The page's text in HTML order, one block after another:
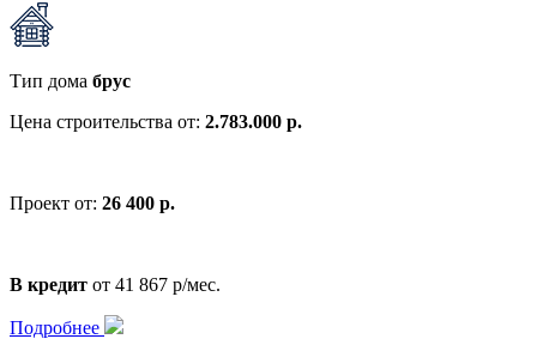
Тип дома брус
Цена строительства от: 2.783.000 р.
Проект от: 26 400 р.
В кредит от 41 867 р/мес.
Подробнее